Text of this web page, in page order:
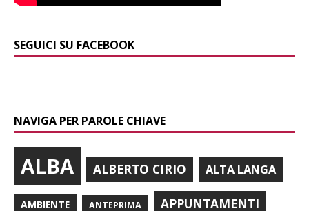
SEGUICI SU FACEBOOK
NAVIGA PER PAROLE CHIAVE
ALBA ALBERTO CIRIO ALTA LANGA
AMBIENTE ANTEPRIMA APPUNTAMENTI